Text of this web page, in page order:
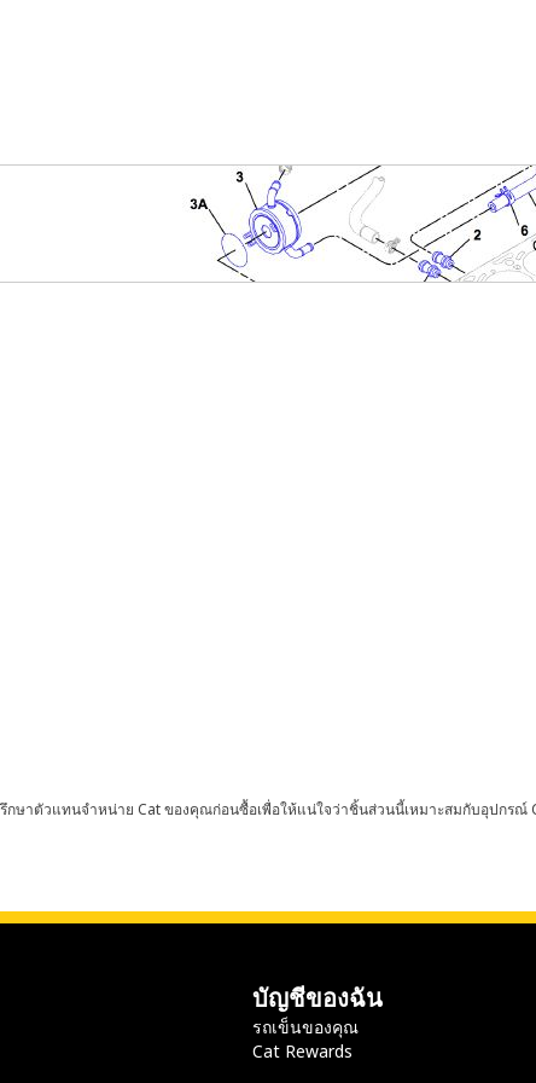
ษาตัวแทนจำหน่าย Cat ของคุณก่อนซื้อเพื่อให้แน่ใจว่าชิ้นส่วนนี้เหมาะสมกับอุปกรณ์
บัญชีของฉัน
รถเข็นของคุณ
Cat Rewards